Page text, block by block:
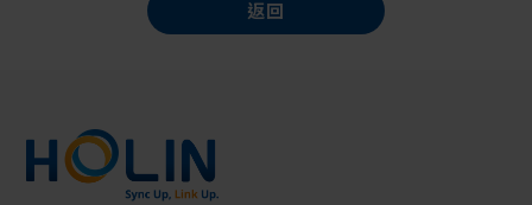
返回